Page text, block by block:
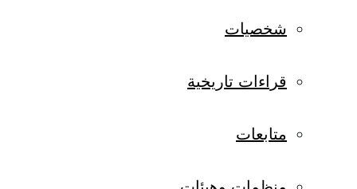
شخصيات
قراءات تاريخية
متابعات